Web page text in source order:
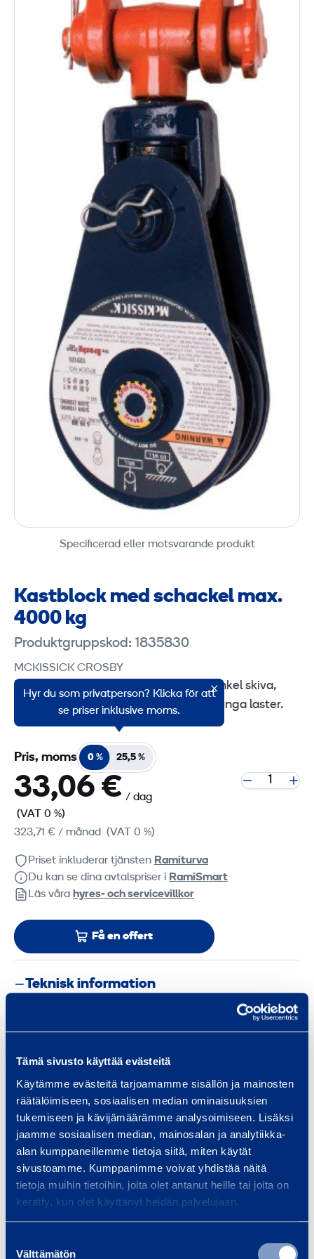
Tämä sivusto käyttää evästeitä
Käytämme evästeitä tarjoamamme sisällön ja mainosten
räätälöimiseen, sosiaalisen median ominaisuuksien
tukemiseen ja kävijämäärämme analysoimiseen. Lisäksi
jaamme sosiaalisen median, mainosalan ja analytiikka-
alan kumppaneillemme tietoja siitä, miten käytät
sivustoamme. Kumppanimme voivat yhdistää näitä
tietoja muihin tietoihin, joita olet antanut heille tai joita on
kerätty, kun olet käyttänyt heidän palvelujaan.
Välttämätön
Specificerad eller motsvarande produkt
Kastblock med schackel max.
4000 kg
Produktgruppskod: 1835830
MCKISSICK CROSBY
McKissick 419 är ett kastblock med enkel skiva,
som används för att lyfta och flytta tunga laster.
Hyr du som privatperson? Klicka för att
se priser inklusive moms.
Pris, moms 0 % 25,5 %
33,06 € / dag
(VAT 0 %)
323,71 € / månad (VAT 0 %)
Priset inkluderar tjänsten Ramiturva
Du kan se dina avtalspriser i RamiSmart
Läs våra hyres‑ och servicevillkor
Få en offert
Teknisk information
Maxlast 4000 kg
Höjd 200 mm
Liknande produkter